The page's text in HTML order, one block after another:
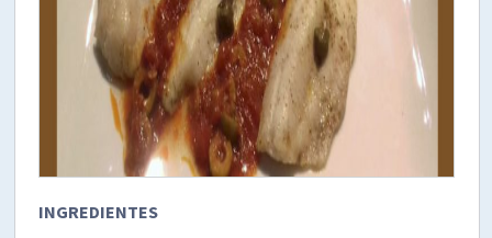
INGREDIENTES